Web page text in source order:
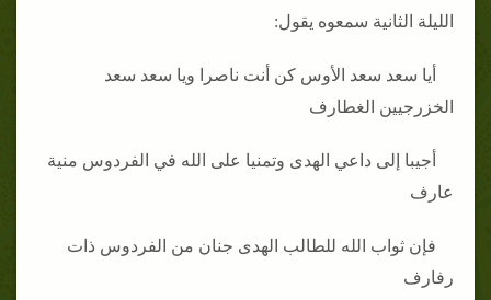
الليلة الثانية سمعوه يقول:
أيا سعد سعد الأوس كن أنت ناصرا ويا سعد سعد
الخزرجيين الغطارف
أجيبا إلى داعي الهدى وتمنيا على الله في الفردوس منية
عارف
فإن ثواب الله للطالب الهدى جنان من الفردوس ذات
رفارف